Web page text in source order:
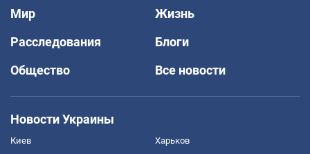
Мир
Жизнь
Расследования
Блоги
Общество
Все новости
Новости Украины
Киев Харьков